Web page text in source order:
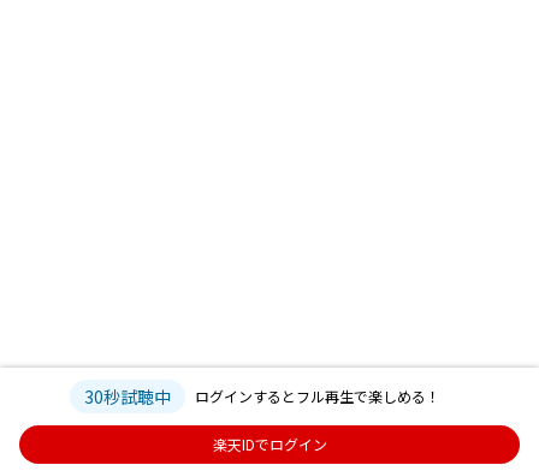
30秒試聴中 ログインするとフル再生で楽しめる！
楽天IDでログイン